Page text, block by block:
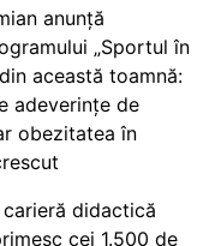
anunță
„Sportul în
această toamnă:
adeverințe de
obezitatea în
carieră didactică
cei 1.500 de